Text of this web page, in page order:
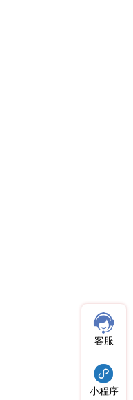
客服
小程序